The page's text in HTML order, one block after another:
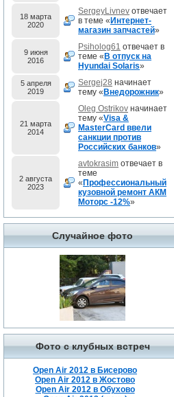
18 марта
2020
SergeyLivnev отвечает
в теме « Интернет-
магазин запчастей»
9 июня
2016
Psiholog61 отвечает в
теме « В отпуск на
Hyundai Solaris»
5 апреля
2019
Sergej28 начинает
тему « Внедорожник»
21 марта
2014
Oleg Ostrikov начинает
тему «Visa &
MasterCard ввели
санкции против
Российских банков»
2 августа
2023
avtokrasim отвечает в
теме
« Профессиональный
кузовной ремонт АКМ
Моторс -12%»
Случайное фото
Фото с клубных встреч
Open Air 2012 в Бисерово
Open Air 2012 в Жостово
Open Air 2012 в Обухово